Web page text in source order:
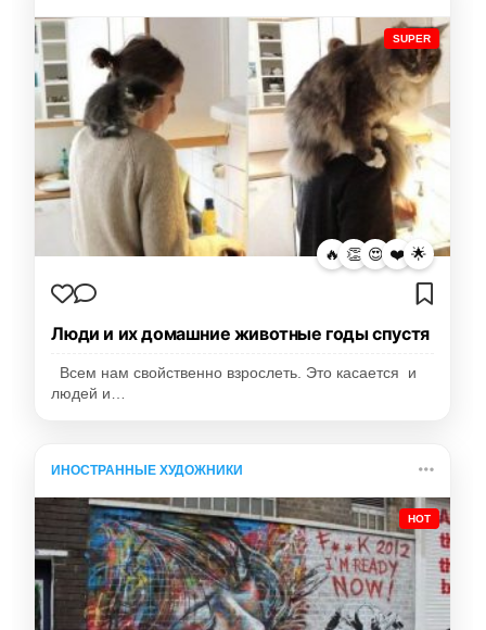
SUPER
🔥 👏 😍 ❤️ 🌟
Люди и их домашние животные годы спустя
Всем нам свойственно взрослеть. Это касается и
людей и…
ИНОСТРАННЫЕ ХУДОЖНИКИ
HOT